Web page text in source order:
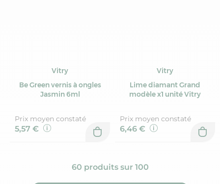
Vitry
Be Green vernis à ongles
Jasmin 6ml
Prix moyen constaté
5,57 €
Vitry
Lime diamant Grand
modèle x1 unité Vitry
Prix moyen constaté
6,46 €
60 produits sur 100